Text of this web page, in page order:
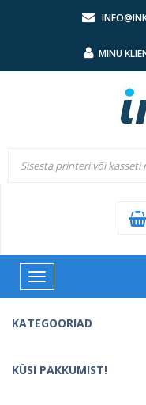
MINU
Toggle
navigation
KATEGOORIAD
KÜSI PAKKUMIST!